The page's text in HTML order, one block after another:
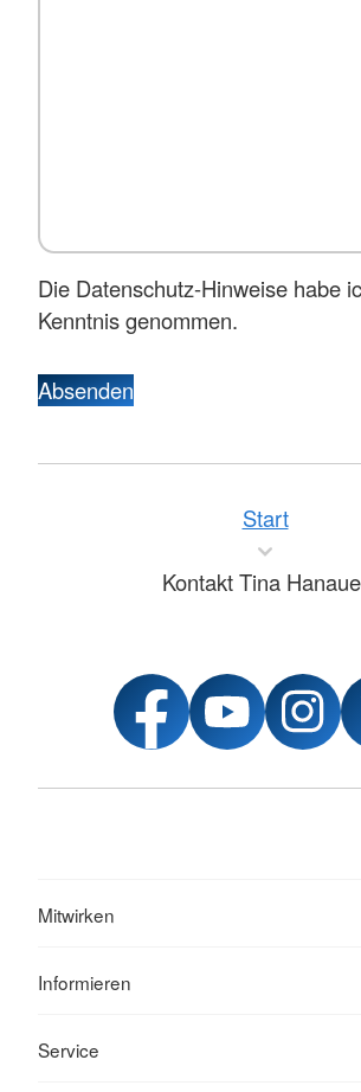
Die Datenschutz-Hinweise habe
Kenntnis genommen.
Absenden
Start
Kontakt Tina
Mitwirken
Informieren
Service